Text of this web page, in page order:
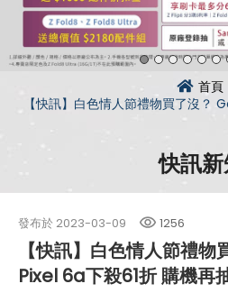
首頁
【快訊】白色情人節禮物買了沒？
快訊
發布於 2023-03-09 1256
【快訊】白色情人節禮
Pixel 6a下殺61折 購機再